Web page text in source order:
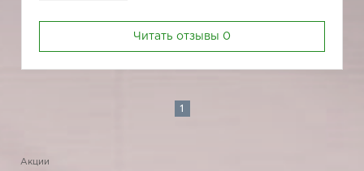
Читать отзывы 0
1
Акции